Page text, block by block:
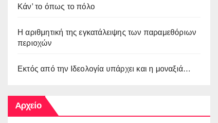
Κάν’ το όπως το πόλο
Η αριθμητική της εγκατάλειψης των παραμεθόριων
περιοχών
Εκτός από την Ιδεολογία υπάρχει και η μοναξιά…
Αρχείο